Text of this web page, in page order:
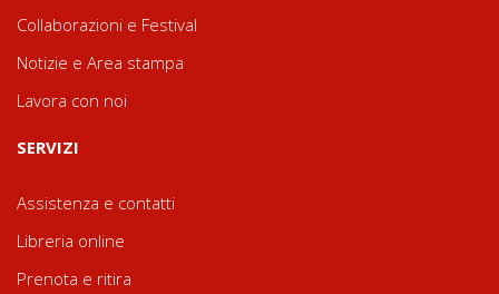
Collaborazioni e Festival
Notizie e Area stampa
Lavora con noi
SERVIZI
Assistenza e contatti
Libreria online
Prenota e ritira